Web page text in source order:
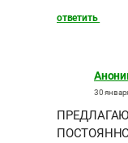
ответить
30